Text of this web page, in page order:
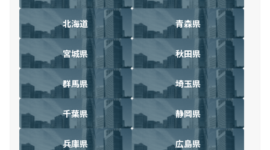
北海道 青森県
宮城県 秋田県
群馬県 埼玉県
千葉県 静岡県
兵庫県 広島県